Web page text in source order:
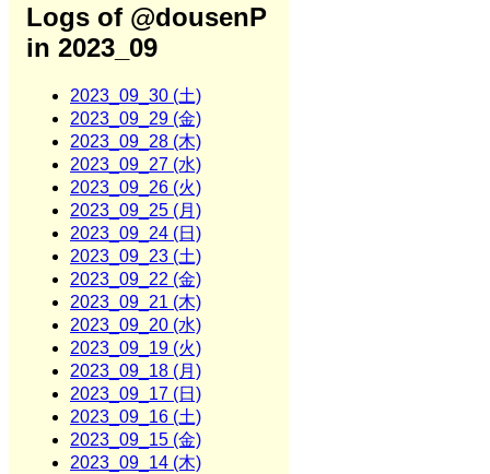
Logs of @dousenP
in 2023_09
2023_09_30 (土)
2023_09_29 (金)
2023_09_28 (木)
2023_09_27 (水)
2023_09_26 (火)
2023_09_25 (月)
2023_09_24 (日)
2023_09_23 (土)
2023_09_22 (金)
2023_09_21 (木)
2023_09_20 (水)
2023_09_19 (火)
2023_09_18 (月)
2023_09_17 (日)
2023_09_16 (土)
2023_09_15 (金)
2023_09_14 (木)